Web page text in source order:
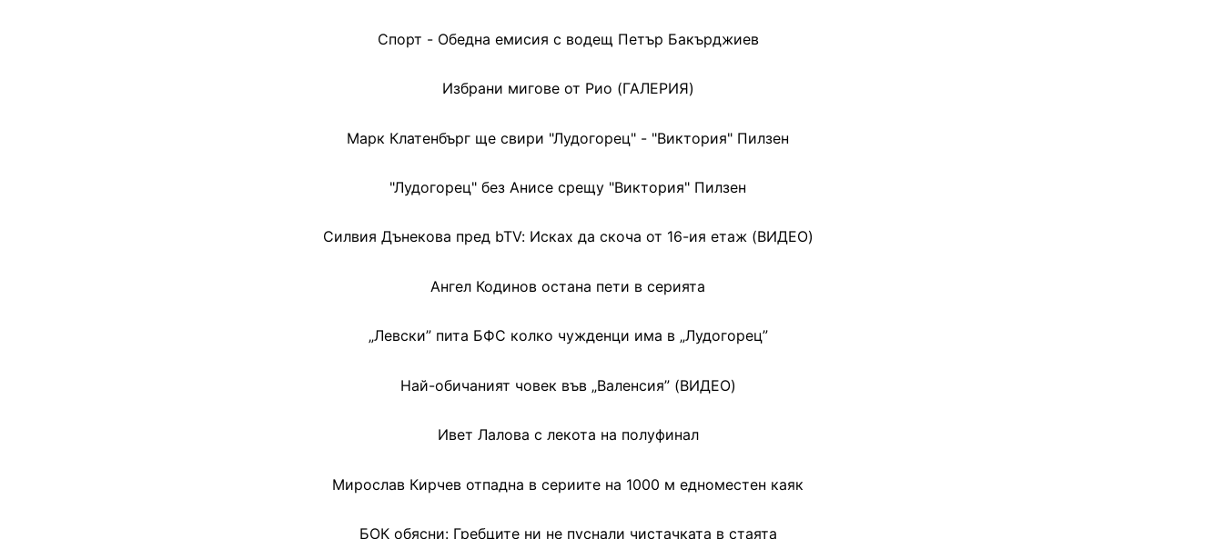
Спорт - Обедна емисия с водещ Петър Бакърджиев
Избрани мигове от Рио (ГАЛЕРИЯ)
Марк Клатенбърг ще свири "Лудогорец" - "Виктория" Пилзен
"Лудогорец" без Анисе срещу "Виктория" Пилзен
Силвия Дънекова пред bTV: Исках да скоча от 16-ия етаж (ВИДЕО)
Ангел Кодинов остана пети в серията
„Левски” пита БФС колко чужденци има в „Лудогорец”
Най-обичаният човек във „Валенсия” (ВИДЕО)
Ивет Лалова с лекота на полуфинал
Мирослав Кирчев отпадна в сериите на 1000 м едноместен каяк
БОК обясни: Гребците ни не пуснали чистачката в стаята